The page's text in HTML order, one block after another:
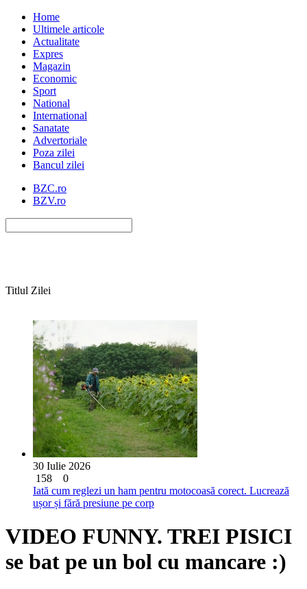
Home
Ultimele articole
Actualitate
Expres
Magazin
Economic
Sport
National
International
Sanatate
Advertoriale
Poza zilei
Bancul zilei
BZC.ro
BZV.ro
Titlul Zilei
30 Iulie 2026
158
0
Iată cum reglezi un ham pentru motocoasă corect. Lucrează
ușor și fără presiune pe corp
VIDEO FUNNY. TREI PISICI
se bat pe un bol cu mancare :)